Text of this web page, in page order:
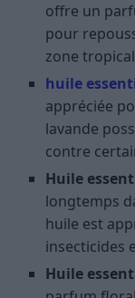
offre un
pour
zone
huile
appréciée
lavande
contre
Huile
longtemps
huile est
insecticides
Huile